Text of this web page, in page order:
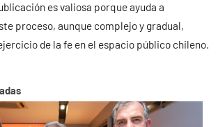
es valiosa porque ayuda a
proceso, aunque complejo y gradual,
de la fe en el espacio público chileno.